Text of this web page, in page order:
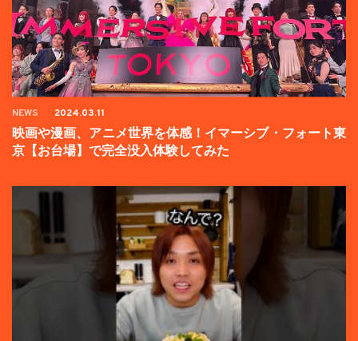
NEWS 2024.03.11
映画や漫画、アニメ世界を体感！イマーシブ・フォート東
京【お台場】で完全没入体験してみた